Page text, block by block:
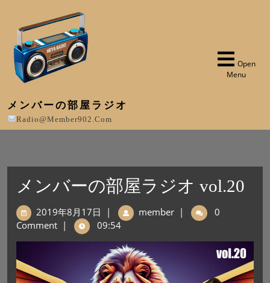
メンバーの部屋ラジオ
Radio@member902.com
Open
Menu
メンバーの部屋ラジオ vol.20
2019年8月17日 | member |
0
Comment | 09:54